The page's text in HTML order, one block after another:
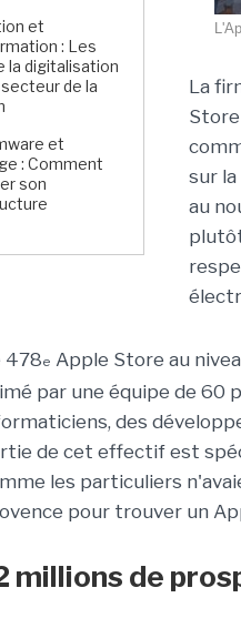
et
: Les
la digitalisation
de la
et
: Comment
son
La
sur
au
478e Apple Store au
par une équipe de 60
des
de cet effectif est
les particuliers
pour trouver un
millions de